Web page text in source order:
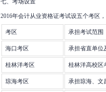
七、考场设置
2016年会计从业资格证考试设五个考区
考区 承担考试范围
海口考区 承担省直单位
桂林洋考区 桂林洋高校区
琼海考区 承担琼海、文